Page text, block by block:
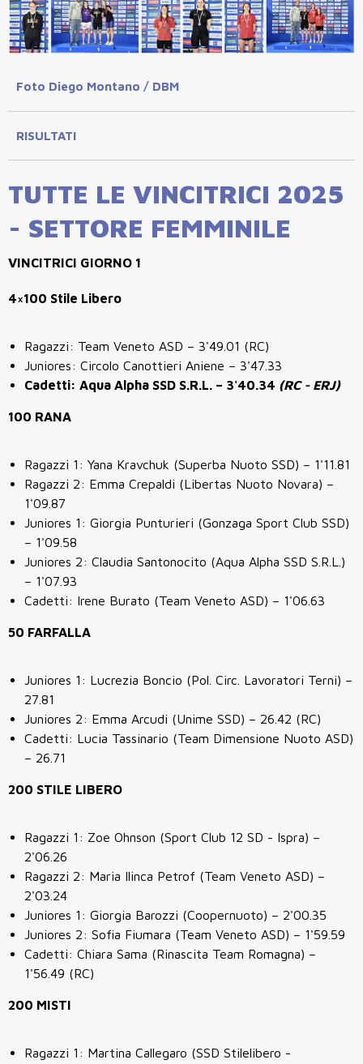
Foto Diego Montano / DBM
RISULTATI
TUTTE LE VINCITRICI 2025
- SETTORE FEMMINILE
VINCITRICI GIORNO 1
4×100 Stile Libero
Ragazzi: Team Veneto ASD – 3'49.01 (RC)
Juniores: Circolo Canottieri Aniene – 3'47.33
Cadetti: Aqua Alpha SSD S.R.L. – 3'40.34 (RC - ERJ)
100 RANA
Ragazzi 1: Yana Kravchuk (Superba Nuoto SSD) – 1'11.81
Ragazzi 2: Emma Crepaldi (Libertas Nuoto Novara) –
1'09.87
Juniores 1: Giorgia Punturieri (Gonzaga Sport Club SSD)
– 1'09.58
Juniores 2: Claudia Santonocito (Aqua Alpha SSD S.R.L.)
– 1'07.93
Cadetti: Irene Burato (Team Veneto ASD) – 1'06.63
50 FARFALLA
Juniores 1: Lucrezia Boncio (Pol. Circ. Lavoratori Terni) –
27.81
Juniores 2: Emma Arcudi (Unime SSD) – 26.42 (RC)
Cadetti: Lucia Tassinario (Team Dimensione Nuoto ASD)
– 26.71
200 STILE LIBERO
Ragazzi 1: Zoe Ohnson (Sport Club 12 SD - Ispra) –
2'06.26
Ragazzi 2: Maria Ilinca Petrof (Team Veneto ASD) –
2'03.24
Juniores 1: Giorgia Barozzi (Coopernuoto) – 2'00.35
Juniores 2: Sofia Fiumara (Team Veneto ASD) – 1'59.59
Cadetti: Chiara Sama (Rinascita Team Romagna) –
1'56.49 (RC)
200 MISTI
Ragazzi 1: Martina Callegaro (SSD Stilelibero -